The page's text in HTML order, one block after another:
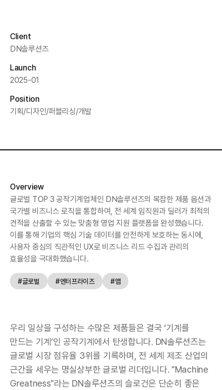
DN솔루션즈 Configurator
Client
DN솔루션즈
Launch
2025-01
Position
기획/디자인/퍼블리싱/개발
Overview
글로벌 TOP 3 공작기계업체인 DN솔루션즈의 복잡한 제품 옵션과
국가별 비즈니스 로직을 통합하여, 전 세계 임직원과 딜러가 최적의
견적을 산출할 수 있는 맞춤형 영업 지원 플랫폼을 완성했습니다.
이를 통해 기업의 핵심 기술 데이터를 안전하게 보호하는 동시에,
사용자 중심의 직관적인 UX로 비즈니스 리드 수집과 관리의
효율성을 극대화했습니다.
#글로벌 #엔터프라이즈 #앱
우리 일상을 구성하는 수많은 제품들은 결국 ‘기계를
만드는 기계’인 공작기계에서 탄생합니다. DN솔루션즈는
글로벌 시장 점유율 3위를 기록하며, 전 세계 제조 산업의
근간을 세우는 명실상부한 글로벌 리더입니다. "Machine
Greatness"라는 DN솔루션즈의 슬로건은 단순히 좋은